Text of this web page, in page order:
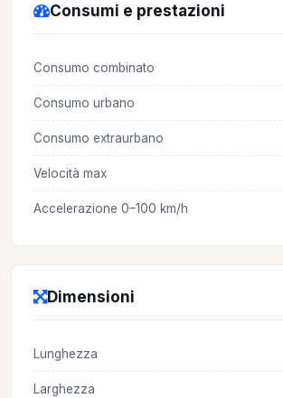
Consumi e prestazioni
Consumo combinato
Consumo urbano
Consumo extraurbano
Velocità max
Accelerazione 0–100 km/h
Dimensioni
Lunghezza
Larghezza